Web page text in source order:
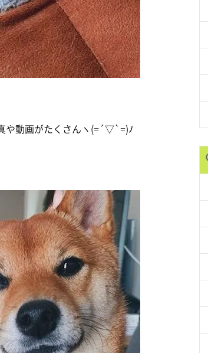
や動画がたくさんヽ(=´▽`=)ﾉ